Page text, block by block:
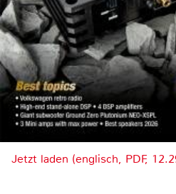
Jetzt laden (englisch, PDF,